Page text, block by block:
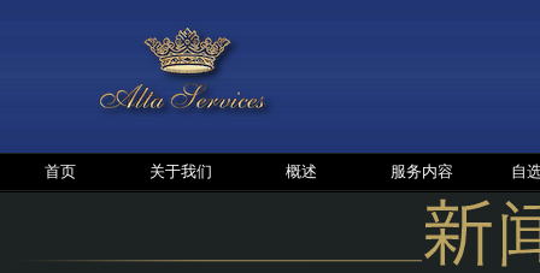
首页 关于我们 概述 服务内容 自